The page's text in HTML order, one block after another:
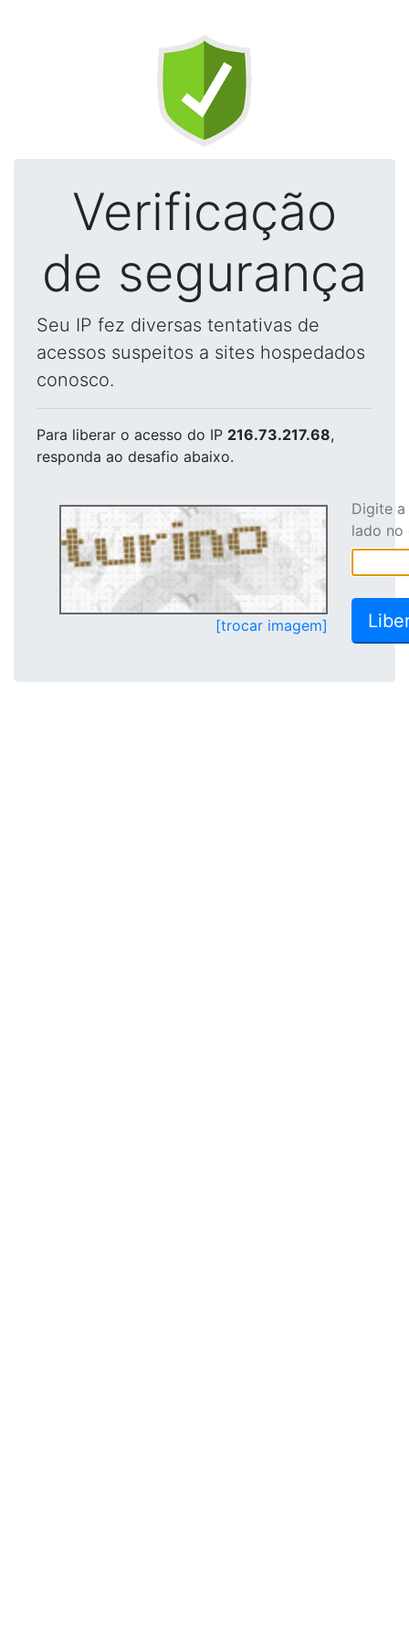
Verificação
de segurança
Seu IP fez diversas tentativas de
acessos suspeitos a sites hospedados
conosco.
Para liberar o acesso do IP 216.73.217.68,
responda ao desafio abaixo.
[trocar imagem]
Digite
lado no